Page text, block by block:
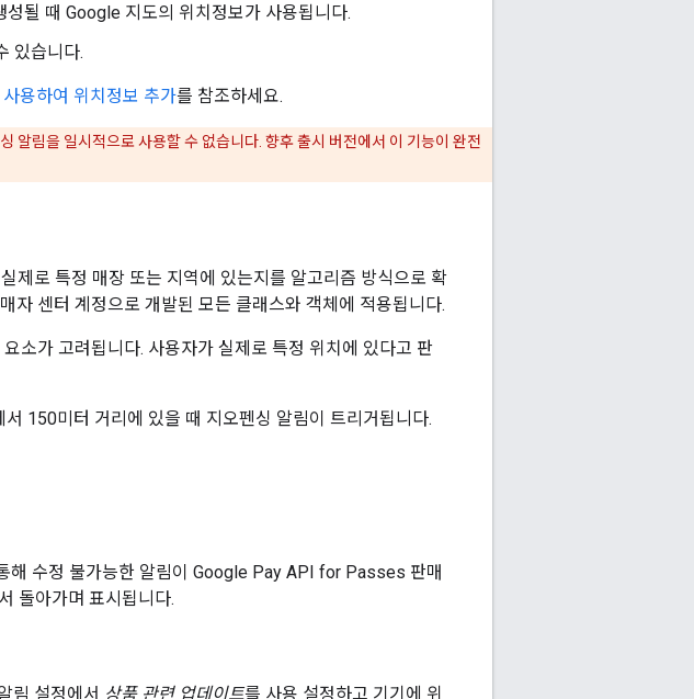
될 때 Google 지도의 위치정보가 사용됩니다.
있습니다.
용하여 위치정보 추가를 참조하세요.
알림을 일시적으로 사용할 수 없습니다. 향후 출시 버전에서 이 기능이 완전
제로 특정 매장 또는 지역에 있는지를 알고리즘 방식으로 확
센터 계정으로 개발된 모든 클래스와 객체에 적용됩니다.
소가 고려됩니다. 사용자가 실제로 특정 위치에 있다고 판
150미터 거리에 있을 때 지오펜싱 알림이 트리거됩니다.
해 수정 불가능한 알림이 Google Pay API for Passes 판매
돌아가며 표시됩니다.
림 설정에서 상품 관련 업데이트를 사용 설정하고 기기에 위